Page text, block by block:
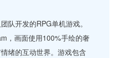
队开发的RPG单机游戏。
，画面使用100%手绘的奢
绪的互动世界。游戏包含